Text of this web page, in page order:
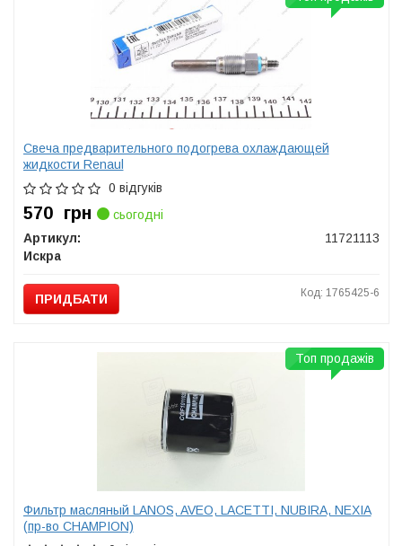
Свеча предварительного подогрева охлаждающей
жидкости Renaul
0 відгуків
570 грн
сьогодні
Артикул:
11721113
Искра
ПРИДБАТИ Код: 1765425-6
Фильтр масляный LANOS, AVEO, LACETTI, NUBIRA, NEXIA
(пр-во CHAMPION)
Топ продажів